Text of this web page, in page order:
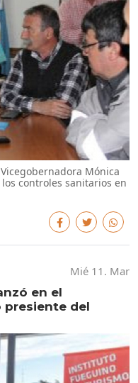
Mónica
controles sanitarios en
Mié 11. Mar
en el
presiente del